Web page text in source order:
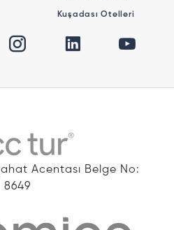
Kuşadası Otelleri
Acentası Belge No:
8649